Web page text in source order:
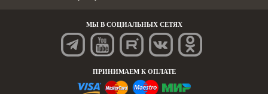
МЫ В СОЦИАЛЬНЫХ СЕТЯХ
ПРИНИМАЕМ К ОПЛАТЕ